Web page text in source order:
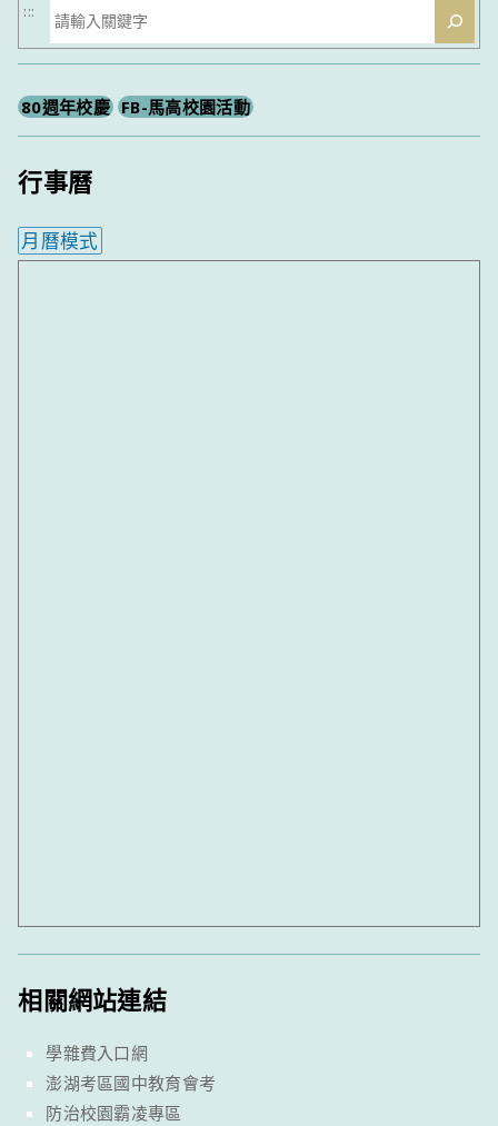
搜
尋
:::
80週年校慶 FB-馬高校園活動
行事曆
月曆模式
相關網站連結
學雜費入口網
澎湖考區國中教育會考
防治校園霸凌專區